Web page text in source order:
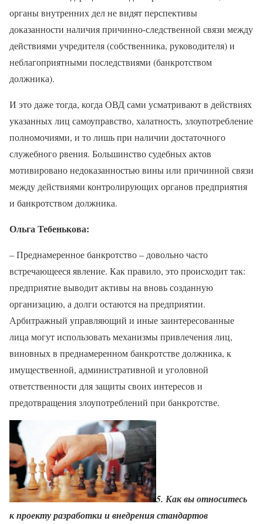
органы внутренних дел не видят перспективы
доказанности наличия причинно-следственной связи между
действиями учредителя (собственника, руководителя) и
неблагоприятными последствиями (банкротством
должника).
И это даже тогда, когда ОВД сами усматривают в действиях
указанных лиц самоуправство, халатность, злоупотребление
полномочиями, и то лишь при наличии достаточного
служебного рвения. Большинство судебных актов
мотивировано недоказанностью вины или причинной связи
между действиями контролирующих органов предприятия
и банкротством должника.
Ольга Тебенькова:
– Преднамеренное банкротство – довольно часто
встречающееся явление. Как правило, это происходит так:
предприятие выводит активы на вновь созданную
организацию, а долги остаются на предприятии.
Арбитражный управляющий и иные заинтересованные
лица могут использовать механизмы привлечения лиц,
виновных в преднамеренном банкротстве должника, к
имущественной, административной и уголовной
ответственности для защиты своих интересов и
предотвращения злоупотреблений при банкротстве.
5. Как вы относитесь
к проекту разработки и внедрения стандартов